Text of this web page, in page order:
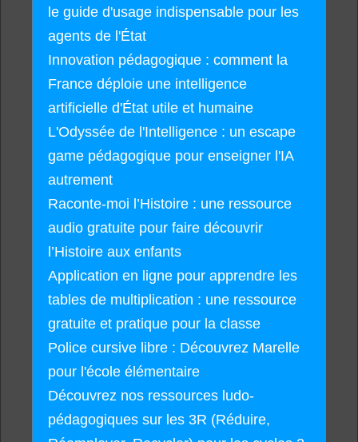
le guide d'usage indispensable pour les
agents de l'État
Innovation pédagogique : comment la
France déploie une intelligence
artificielle d'État utile et humaine
L'Odyssée de l'Intelligence : un escape
game pédagogique pour enseigner l'IA
autrement
Raconte-moi l’Histoire : une ressource
audio gratuite pour faire découvrir
l’Histoire aux enfants
Application en ligne pour apprendre les
tables de multiplication : une ressource
gratuite et pratique pour la classe
Police cursive libre : Découvrez Marelle
pour l'école élémentaire
Découvrez nos ressources ludo-
pédagogiques sur les 3R (Réduire,